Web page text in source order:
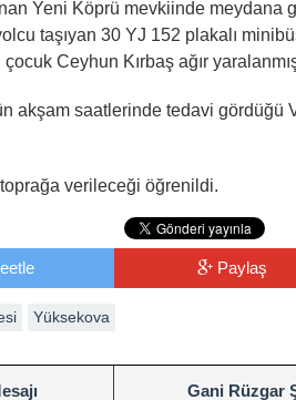
Yeni Köprü mevkiinde meydana
taşıyan 30 YJ 152 plakalı
Ceyhun Kırbaş ağır
akşam saatlerinde tedavi gördüğü
toprağa verileceği öğrenildi.
Paylaş
Yüksekova
Gani Rüzgar